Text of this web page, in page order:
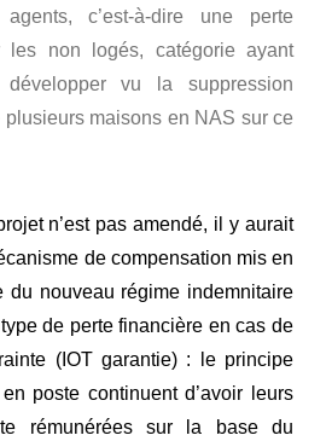
agents, c’est-à-dire une perte
les non logés, catégorie ayant
vu la suppression
maisons en NAS sur ce
n’est pas amendé, il y aurait
de compensation mis en
du nouveau régime indemnitaire
de perte financière en cas de
(IOT garantie) : le principe
poste continuent d’avoir leurs
rémunérées sur la base du